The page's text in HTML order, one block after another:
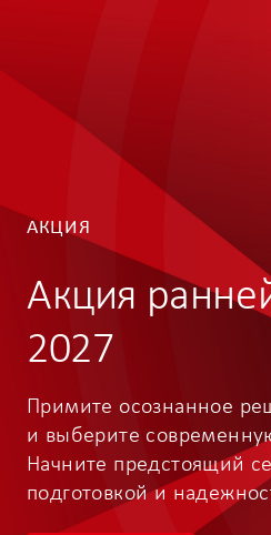
АКЦИЯ
Акция
2027
Примите осознанное
и выберите
Начните предстоящий
подготовкой и
начать сезон 2027 года